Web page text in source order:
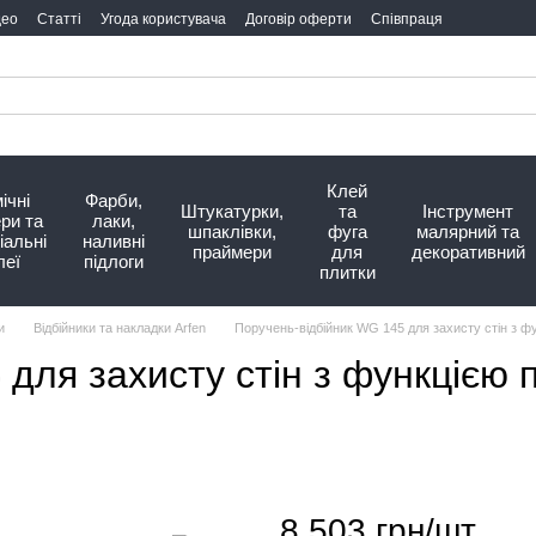
Статті Угода користувача Договір оферти
Співпраця
та
Фарби,
лаки,
наливні
підлоги
Штукатурки,
шпаклівки,
праймери
Клей
та
фуга
для
плитки
Інструмент
малярний та
декоративний
Відбійники та накладки Arfen Поручень-відбійник WG 145 для захисту стін з
захисту стін з функцією